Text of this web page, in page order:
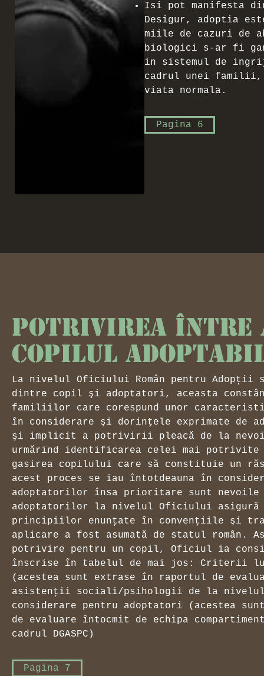
Isi pot manifesta
Desigur, adoptia
miile de cazuri de
biologici s-ar fi
in sistemul de
cadrul unei familii,
viata normala.
Pagina 6
Potrivirea între
copilul
La nivelul Oficiului Român pentru Adopţii
dintre copil şi adoptatori, aceasta
familiilor care corespund unor
în considerare şi dorinţele exprimate de
şi implicit a potrivirii pleacă de la
urmărind identificarea celei mai
gasirea copilului care să constituie un
acest proces se iau întotdeauna în
adoptatorilor însa prioritare sunt
adoptatorilor la nivelul Oficiului asigură
principiilor enunţate în convenţiile şi
aplicare a fost asumată de statul
potrivire pentru un copil, Oficiul ia
înscrise în tabelul de mai jos: Criterii
(acestea sunt extrase în raportul de
asistenţii sociali/psihologii de la nivelul
considerare pentru adoptatori (acestea
de evaluare întocmit de echipa
cadrul DGASPC)
Pagina 7